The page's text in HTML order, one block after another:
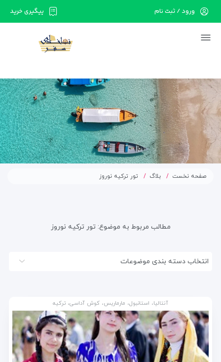
در حال حاضر ارتباط با سرور قطع می باشد لطفا
پیگیری خرید ورود / ثبت نام
صفحه نخست بلاگ تور ترکیه نوروز
مطالب مربوط به موضوع:تور ترکیه نوروز
انتخاب دسته بندی موضوعات
آنتالیا، استانبول، مارماریس، کوش آداسی، ترکیه